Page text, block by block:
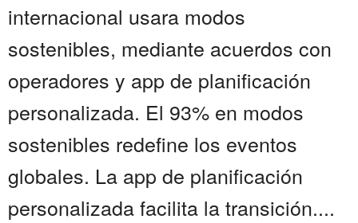
internacional usara modos
sostenibles, mediante acuerdos con
operadores y app de planificación
personalizada. El 93% en modos
sostenibles redefine los eventos
globales. La app de planificación
personalizada facilita la transición....